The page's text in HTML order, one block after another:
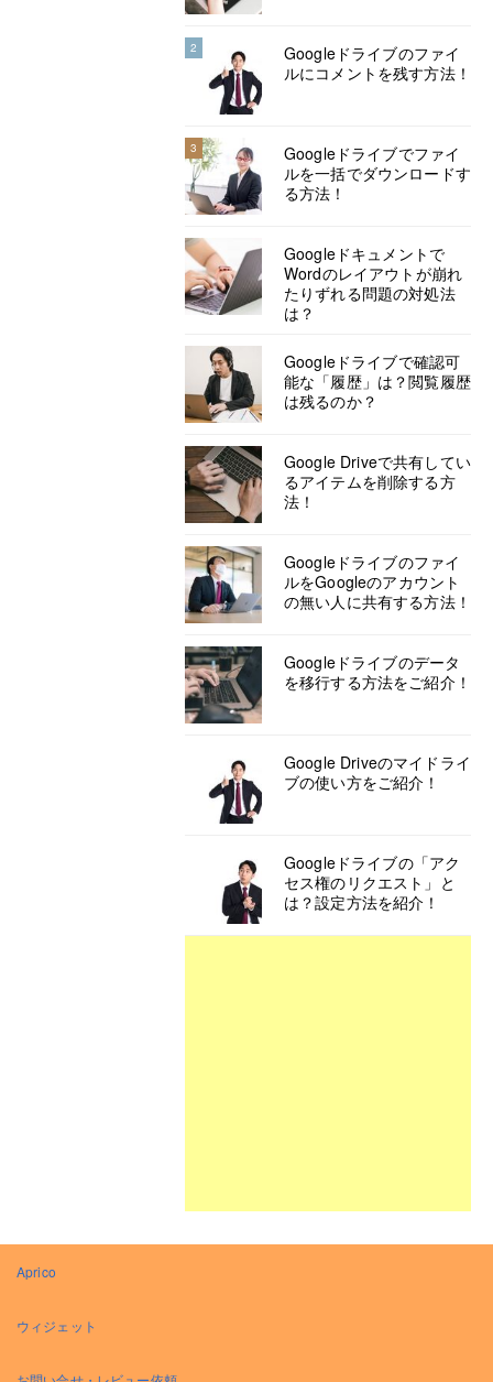
2
Googleドライブのファイ
ルにコメントを残す方法！
3
Googleドライブでファイ
ルを一括でダウンロードす
る方法！
Googleドキュメントで
Wordのレイアウトが崩れ
たりずれる問題の対処法
は？
Googleドライブで確認可
能な「履歴」は？閲覧履歴
は残るのか？
Google Driveで共有してい
るアイテムを削除する方
法！
Googleドライブのファイ
ルをGoogleのアカウント
の無い人に共有する方法！
Googleドライブのデータ
を移行する方法をご紹介！
Google Driveのマイドライ
ブの使い方をご紹介！
Googleドライブの「アク
セス権のリクエスト」と
は？設定方法を紹介！
Aprico
ウィジェット